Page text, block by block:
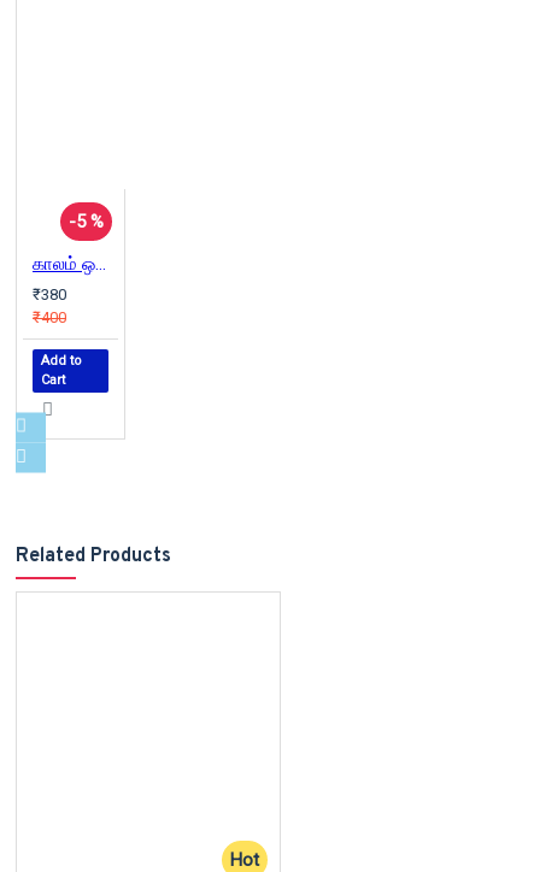
-5 %
காலம் ஒரு வரலாற்றுச் சுருக்கம் | A Brief History Of Time
₹380
₹400
Add to
Cart
Related Products
Hot